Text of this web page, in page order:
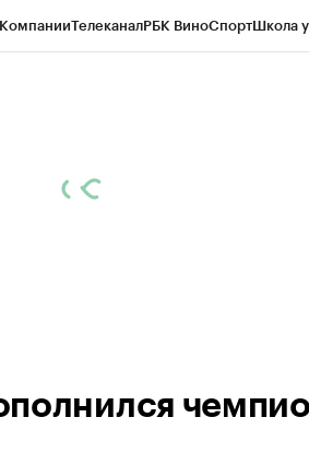
ТелеканалРБК ВиноСпортШкола